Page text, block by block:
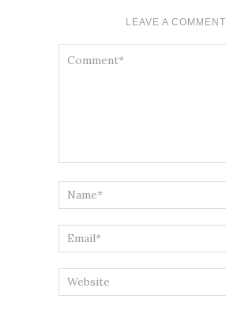
LEAVE A COMMENT.